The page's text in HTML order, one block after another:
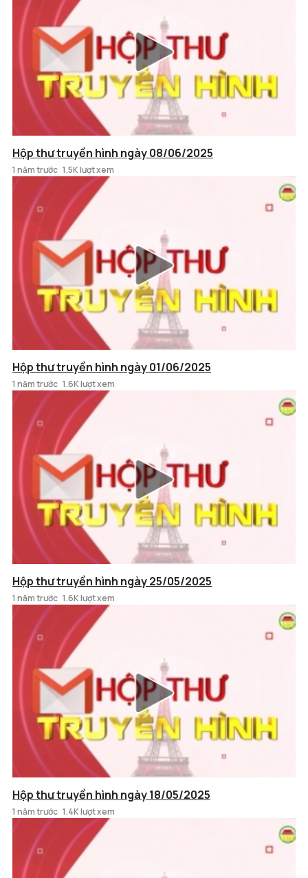
Hộp thư truyền hình ngày 08/06/2025
1 năm trước 1.5K lượt xem
Hộp thư truyền hình ngày 01/06/2025
1 năm trước 1.6K lượt xem
Hộp thư truyền hình ngày 25/05/2025
1 năm trước 1.6K lượt xem
Hộp thư truyền hình ngày 18/05/2025
1 năm trước 1.4K lượt xem